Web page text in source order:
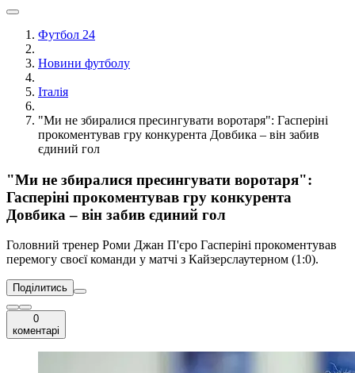
Футбол 24
Новини футболу
Італія
"Ми не збиралися пресингувати воротаря": Гасперіні
прокоментував гру конкурента Довбика – він забив
єдиний гол
"Ми не збиралися пресингувати воротаря":
Гасперіні прокоментував гру конкурента
Довбика – він забив єдиний гол
Головний тренер Роми Джан П'єро Гасперіні прокоментував
перемогу своєї команди у матчі з Кайзерслаутерном (1:0).
Поділитись
0
коментарі